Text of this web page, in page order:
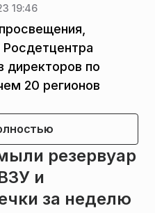
19:46
директоров по
20 регионов
резервуар
и
за неделю